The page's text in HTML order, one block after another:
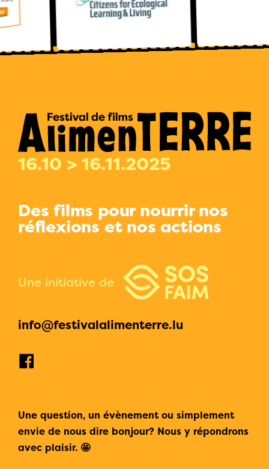
16.10 > 16.11.2025
Des films pour nourrir nos
réflexions et nos actions
Une initiative de
info@festivalalimenterre.lu
Une question, un évènement ou simplement
envie de nous dire bonjour? Nous y répondrons
avec plaisir. 🤩